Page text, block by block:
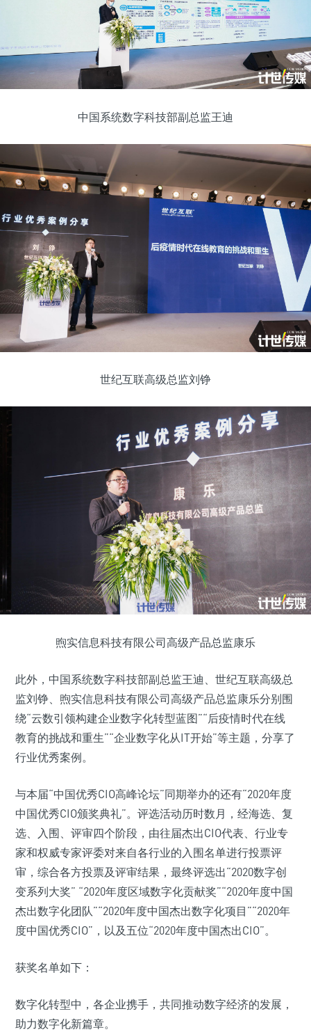
中国系统数字科技部副总监王迪
世纪互联高级总监刘铮
煦实信息科技有限公司高级产品总监康乐
此外，中国系统数字科技部副总监王迪、世纪互联高级总
监刘铮、煦实信息科技有限公司高级产品总监康乐分别围
绕“云数引领构建企业数字化转型蓝图”“后疫情时代在线
教育的挑战和重生”“企业数字化从IT开始”等主题，分享了
行业优秀案例。
与本届“中国优秀CIO高峰论坛”同期举办的还有“2020年度
中国优秀CIO颁奖典礼”。评选活动历时数月，经海选、复
选、入围、评审四个阶段，由往届杰出CIO代表、行业专
家和权威专家评委对来自各行业的入围名单进行投票评
审，综合各方投票及评审结果，最终评选出“2020数字创
变系列大奖” “2020年度区域数字化贡献奖”“2020年度中国
杰出数字化团队”“2020年度中国杰出数字化项目”“2020年
度中国优秀CIO”，以及五位“2020年度中国杰出CIO”。
获奖名单如下：
数字化转型中，各企业携手，共同推动数字经济的发展，
助力数字化新篇章。